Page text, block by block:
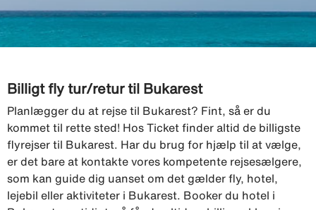
Billigt fly tur/retur til Bukarest
Planlægger du at rejse til Bukarest? Fint, så er du
kommet til rette sted! Hos Ticket finder altid de billigste
flyrejser til Bukarest. Har du brug for hjælp til at vælge,
er det bare at kontakte vores kompetente rejsesælgere,
som kan guide dig uanset om det gælder fly, hotel,
lejebil eller aktiviteter i Bukarest. Booker du hotel i